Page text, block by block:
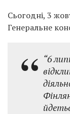
Сьогодні, 3
Генеральне
“6